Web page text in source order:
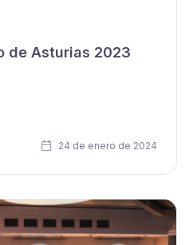
de Asturias 2023
24 de enero de 2024